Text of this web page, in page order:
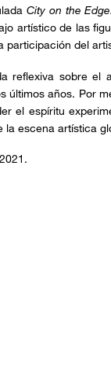
City on the
artístico de las
participación del
reflexiva sobre el
últimos años. Por
el espíritu
escena artística